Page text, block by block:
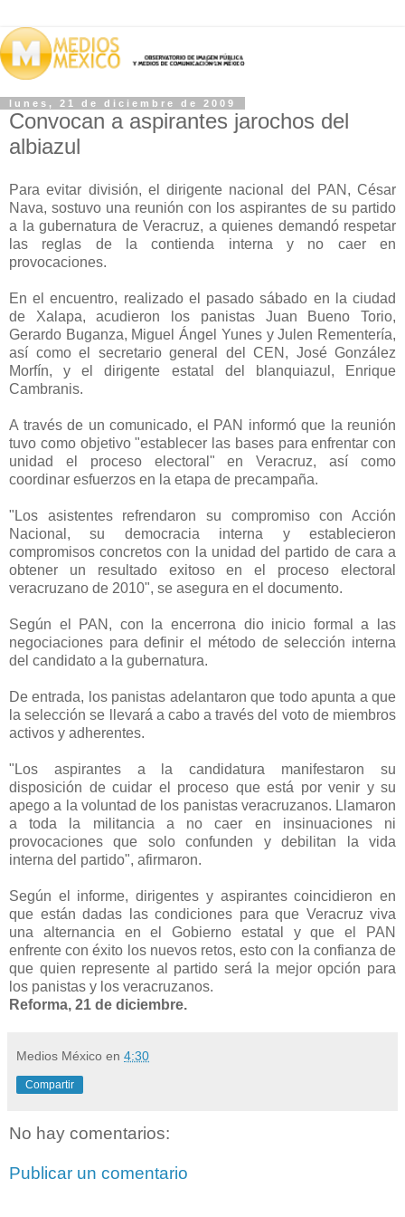
lunes, 21 de diciembre de 2009
Convocan a aspirantes jarochos del
albiazul
Para evitar división, el dirigente nacional del PAN, César
Nava, sostuvo una reunión con los aspirantes de su partido
a la gubernatura de Veracruz, a quienes demandó respetar
las reglas de la contienda interna y no caer en
provocaciones.
En el encuentro, realizado el pasado sábado en la ciudad
de Xalapa, acudieron los panistas Juan Bueno Torio,
Gerardo Buganza, Miguel Ángel Yunes y Julen Rementería,
así como el secretario general del CEN, José González
Morfín, y el dirigente estatal del blanquiazul, Enrique
Cambranis.
A través de un comunicado, el PAN informó que la reunión
tuvo como objetivo "establecer las bases para enfrentar con
unidad el proceso electoral" en Veracruz, así como
coordinar esfuerzos en la etapa de precampaña.
"Los asistentes refrendaron su compromiso con Acción
Nacional, su democracia interna y establecieron
compromisos concretos con la unidad del partido de cara a
obtener un resultado exitoso en el proceso electoral
veracruzano de 2010", se asegura en el documento.
Según el PAN, con la encerrona dio inicio formal a las
negociaciones para definir el método de selección interna
del candidato a la gubernatura.
De entrada, los panistas adelantaron que todo apunta a que
la selección se llevará a cabo a través del voto de miembros
activos y adherentes.
"Los aspirantes a la candidatura manifestaron su
disposición de cuidar el proceso que está por venir y su
apego a la voluntad de los panistas veracruzanos. Llamaron
a toda la militancia a no caer en insinuaciones ni
provocaciones que solo confunden y debilitan la vida
interna del partido", afirmaron.
Según el informe, dirigentes y aspirantes coincidieron en
que están dadas las condiciones para que Veracruz viva
una alternancia en el Gobierno estatal y que el PAN
enfrente con éxito los nuevos retos, esto con la confianza de
que quien represente al partido será la mejor opción para
los panistas y los veracruzanos.
Reforma, 21 de diciembre.
Medios México en 4:30
Compartir
No hay comentarios:
Publicar un comentario